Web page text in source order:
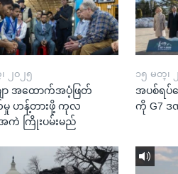
၂၀၂၅
ာ အထောက်အပံ့ဖြတ်
ဟန့်တားဖို့ ကုလ
ကဲ ကြိုးပမ်းမည်
၁၅ မတ္၊
အပစ်ရပ်
ကို G7